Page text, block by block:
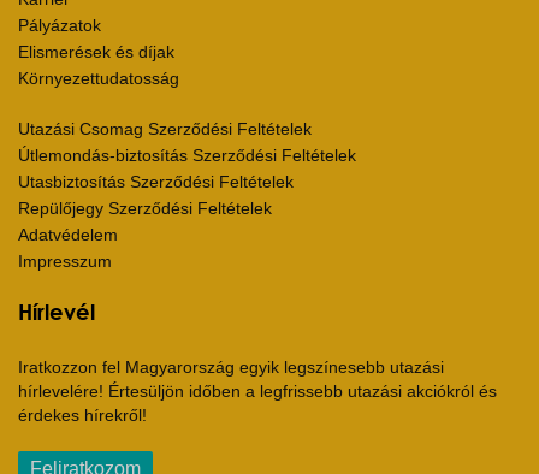
Pályázatok
Elismerések és díjak
Környezettudatosság
Utazási Csomag Szerződési Feltételek
Útlemondás-biztosítás Szerződési Feltételek
Utasbiztosítás Szerződési Feltételek
Repülőjegy Szerződési Feltételek
Adatvédelem
Impresszum
Hírlevél
Iratkozzon fel Magyarország egyik legszínesebb utazási
hírlevelére! Értesüljön időben a legfrissebb utazási akciókról és
érdekes hírekről!
Feliratkozom